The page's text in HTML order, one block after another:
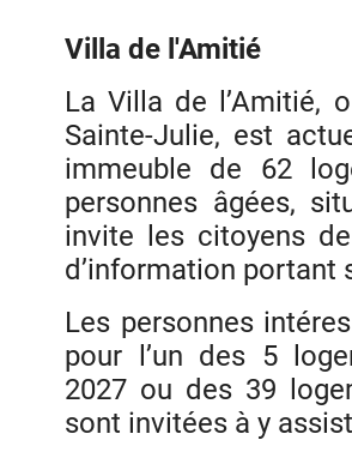
Villa de l'Amitié
La Villa de l’Amitié,
Sainte-Julie, est
immeuble de 62
personnes âgées,
invite les citoyens
d’information portant
Les personnes
pour l’un des 5
2027 ou des 39
sont invitées à y